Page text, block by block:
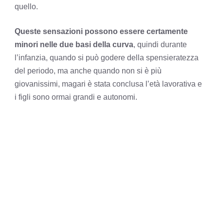
quello.
Queste sensazioni possono essere certamente
minori nelle due basi della curva, quindi durante
l’infanzia, quando si può godere della spensieratezza
del periodo, ma anche quando non si è più
giovanissimi, magari è stata conclusa l’età lavorativa e
i figli sono ormai grandi e autonomi.